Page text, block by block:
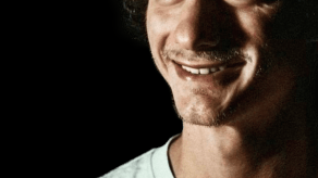
КИРИЛЛ ЗАДОРИН